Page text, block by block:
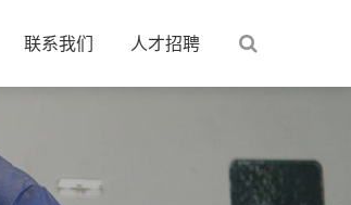
联系我们 人才招聘